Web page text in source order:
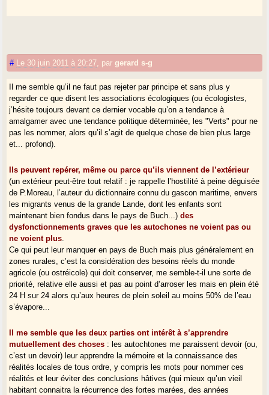
# Le 30 juin 2011 à 20:27 pargerard s-g
Il me semble qu’il ne faut pas rejeter par principe et sans plus y
regarder ce que disent les associations écologiques (ou écologistes,
j’hésite toujours devant ce dernier vocable qu’on a tendance à
amalgamer avec une tendance politique déterminée, les "Verts" pour ne
pas les nommer, alors qu’il s’agit de quelque chose de bien plus large
et... profond).
Ils peuvent repérer, même ou parce qu’ils viennent de l’extérieur
(un extérieur peut-être tout relatif : je rappelle l’hostilité à peine déguisée
de P.Moreau, l’auteur du dictionnaire connu du gascon maritime, envers
les migrants venus de la grande Lande, dont les enfants sont
maintenant bien fondus dans le pays de Buch...)des
dysfonctionnements graves que les autochones ne voient pas ou
ne voient plus
Ce qui peut leur manquer en pays de Buch mais plus généralement en
zones rurales, c’est la considération des besoins réels du monde
agricole (ou ostréicole) qui doit conserver, me semble-t-il une sorte de
priorité, relative elle aussi et pas au point d’arroser les mais en plein été
24 H sur 24 alors qu’aux heures de plein soleil au moins 50% de l’eau
s’évapore...
Il me semble que les deux parties ont intérêt à s’apprendre
mutuellement des choses : les autochtones me paraissent devoir (ou,
c’est un devoir) leur apprendre la mémoire et la connaissance des
réalités locales de tous ordre, y compris les mots pour nommer ces
réalités et leur éviter des conclusions hâtives (qui mieux qu’un vieil
habitant connaitra la récurrence des fortes marées, des années